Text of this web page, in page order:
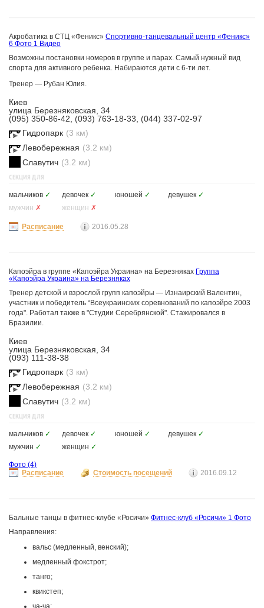
Акробатика в СТЦ «Феникс» Спортивно-танцевальный центр «Феникс»
6 Фото 1 Видео
Возможны постановки номеров в группе и парах. Самый нужный вид
спорта для активного ребенка. Набираются дети с 6-ти лет.
Тренер — Рубан Юлия.
Киев
улица Березняковская, 34
(095) 350-86-42, (093) 763-18-33, (044) 337-02-97
Гидропарк (3 км)
Левобережная (3.2 км)
Славутич (3.2 км)
СЕКЦИЯ ДЛЯ
мальчиков ✓ девочек ✓ юношей ✓ девушек ✓
мужчин ✗ женщин ✗
Расписание 2016.05.28
Капоэйра в группе «Капоэйра Украина» на Березняках Группа
«Капоэйра Украина» на Березняках
Тренер детской и взрослой групп капоэйры — Изнаирский Валентин,
участник и победитель “Всеукраинских соревнований по капоэйре 2003
года". Работал также в "Студии Серебрянской". Стажировался в
Бразилии.
Киев
улица Березняковская, 34
(093) 111-38-38
Гидропарк (3 км)
Левобережная (3.2 км)
Славутич (3.2 км)
СЕКЦИЯ ДЛЯ
мальчиков ✓ девочек ✓ юношей ✓ девушек ✓
мужчин ✓ женщин ✓
Фото (4)
Расписание
Стоимость посещений 2016.09.12
Бальные танцы в фитнес-клубе «Росичи» Фитнес-клуб «Росичи» 1 Фото
Направления:
вальс (медленный, венский);
медленный фокстрот;
танго;
квикстеп;
ча-ча;